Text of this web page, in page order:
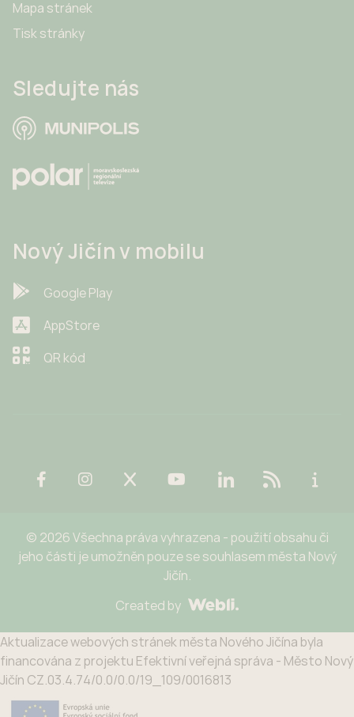
Mapa stránek
Tisk stránky
Sledujte nás
Nový Jičín v mobilu
Google Play
AppStore
QR kód
© 2026 Všechna práva vyhrazena - použití obsahu či
jeho části je umožněn pouze se souhlasem města Nový
Jičín.
Created by
Aktualizace webových stránek města Nového Jičína byla
financována z projektu Efektivní veřejná správa - Město Nový
Jičín CZ.03.4.74/0.0/0.0/19_109/0016813